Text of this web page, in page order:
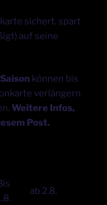
sichert. spart
auf seine
können bis
verlängern
Weitere Infos,
Post.
ab 2.8.